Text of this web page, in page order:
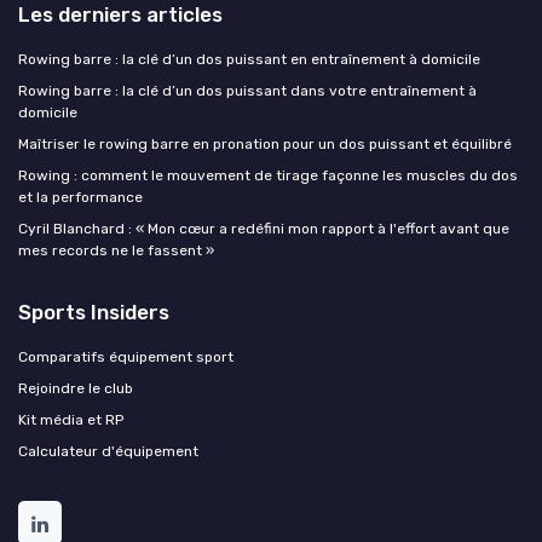
Les derniers articles
Rowing barre : la clé d’un dos puissant en entraînement à domicile
Rowing barre : la clé d’un dos puissant dans votre entraînement à
domicile
Maîtriser le rowing barre en pronation pour un dos puissant et équilibré
Rowing : comment le mouvement de tirage façonne les muscles du dos
et la performance
Cyril Blanchard : « Mon cœur a redéfini mon rapport à l'effort avant que
mes records ne le fassent »
Sports Insiders
Comparatifs équipement sport
Rejoindre le club
Kit média et RP
Calculateur d'équipement